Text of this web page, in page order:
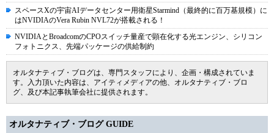
スペースXの宇宙AIデータセンター用衛星Starmind（最終的に百万基規模）に
はNVIDIAのVera Rubin NVL72が搭載される！
NVIDIAとBroadcomのCPOスイッチ量産で顕在化する光エンジン、シリコン
フォトニクス、先端パッケージの供給制約
オルタナティブ・ブログは、専門スタッフにより、企画・構成されていま
す。入力頂いた内容は、アイティメディアの他、オルタナティブ・ブロ
グ、及び本記事執筆会社に提供されます。
オルタナティブ・ブログ GUIDE